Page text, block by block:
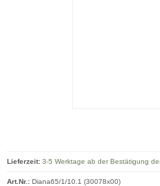
Lieferzeit: 3-5 Werktage ab der Bestätigung
Art.Nr.: Diana65/1/10.1 (30078x00)